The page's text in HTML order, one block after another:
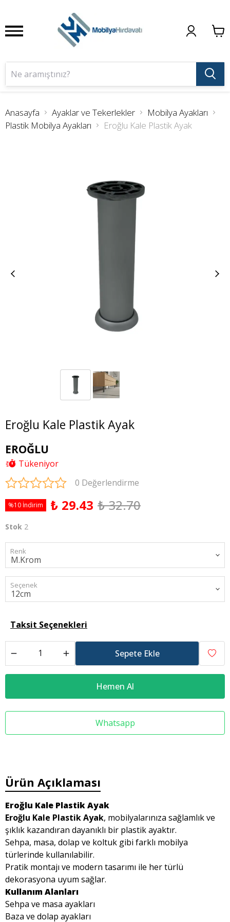
Anasayfa Ayaklar ve Tekerlekler
Mobilya Ayakları
Plastik Mobilya Ayakları
Eroğlu Kale Plastik Ayak
Eroğlu Kale Plastik Ayak
EROĞLU
Tükeniyor
0 Değerlendirme
%10 İndirim ₺ 29.43 ₺ 32.70
Stok 2
Renk
Seçenek
Taksit Seçenekleri
Sepete Ekle
Hemen Al
Whatsapp
Ürün Açıklaması
Eroğlu Kale Plastik Ayak
Eroğlu Kale Plastik Ayak, mobilyalarınıza sağlamlık ve
şıklık kazandıran dayanıklı bir plastik ayaktır.
Sehpa, masa, dolap ve koltuk gibi farklı mobilya
türlerinde kullanılabilir.
Pratik montajı ve modern tasarımı ile her türlü
dekorasyona uyum sağlar.
Kullanım Alanları
Sehpa ve masa ayakları
Baza ve dolap ayakları